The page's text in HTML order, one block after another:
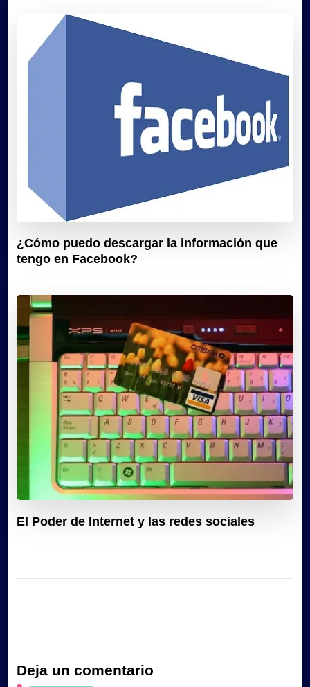
¿Cómo puedo descargar la información que
tengo en Facebook?
El Poder de Internet y las redes sociales
Deja un comentario